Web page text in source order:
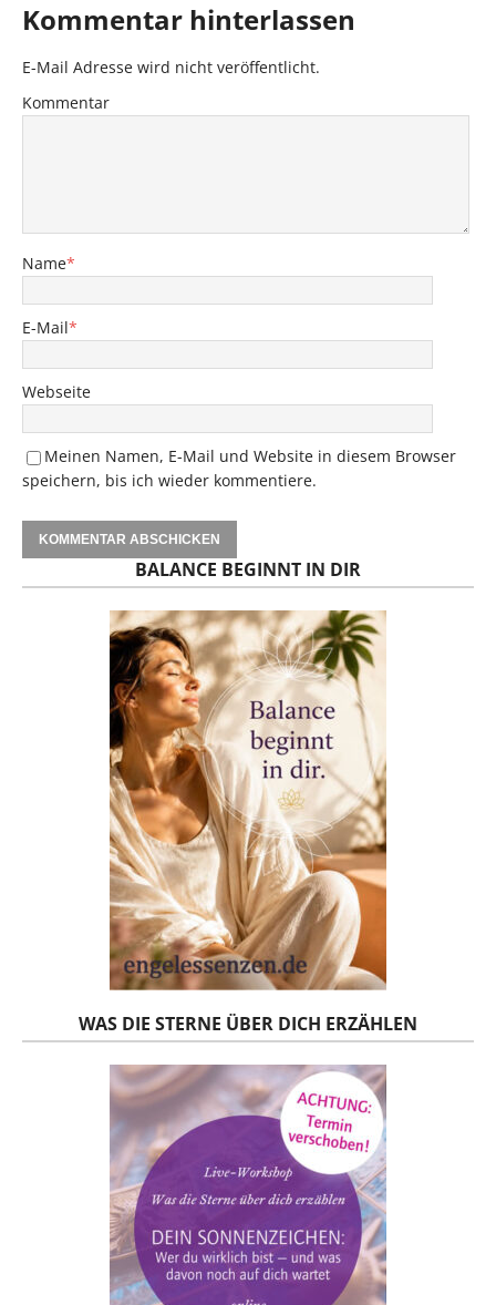
Kommentar hinterlassen
E-Mail Adresse wird nicht veröffentlicht.
Kommentar
Name*
E-Mail*
Webseite
Meinen Namen, E-Mail und Website in diesem Browser
speichern, bis ich wieder kommentiere.
BALANCE BEGINNT IN DIR
WAS DIE STERNE ÜBER DICH ERZÄHLEN